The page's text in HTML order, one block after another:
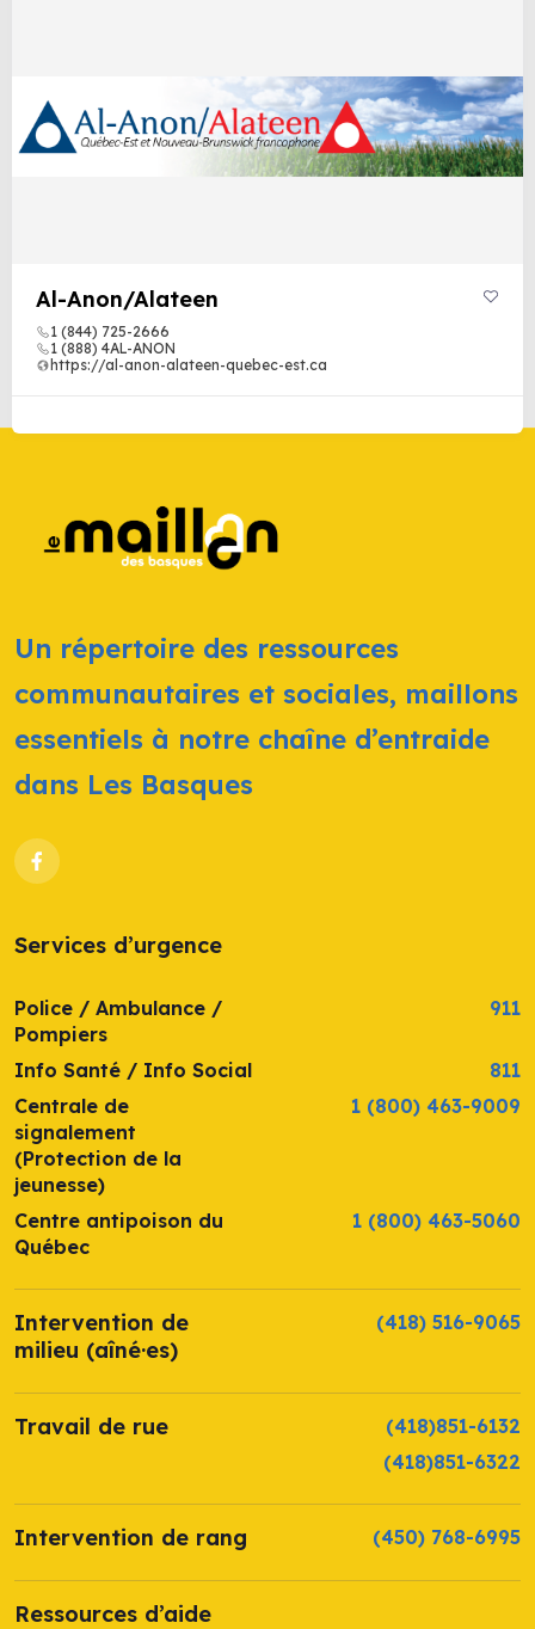
Al-Anon/Alateen
1 (844) 725-2666
1 (888) 4AL-ANON
https://al-anon-alateen-quebec-est.ca
Un répertoire des ressources
communautaires et sociales, maillons
essentiels à notre chaîne d’entraide
dans Les Basques
Services d’urgence
Police / Ambulance /
Pompiers
911
Info Santé / Info Social
811
Centrale de
signalement
(Protection de la
jeunesse)
1 (800) 463-9009
Centre antipoison du
Québec
1 (800) 463-5060
Intervention de
milieu (aîné·es)
(418) 516-9065
Travail de rue
(418)851-6132
(418)851-6322
Intervention de rang (450) 768-6995
Ressources d’aide